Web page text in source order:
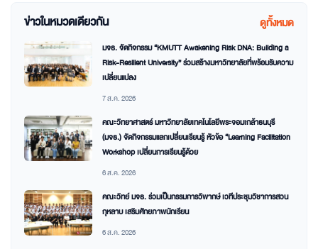
ข่าวในหมวดเดียวกัน ดูทั้งหมด
มจธ. จัดกิจกรรม “KMUTT Awakening Risk DNA: Building a
Risk-Resilient University” ร่วมสร้างมหาวิทยาลัยที่พร้อมรับความ
เปลี่ยนแปลง
7 ส.ค. 2026
คณะวิทยาศาสตร์ มหาวิทยาลัยเทคโนโลยีพระจอมเกล้าธนบุรี
(มจธ.) จัดกิจกรรมแลกเปลี่ยนเรียนรู้ หัวข้อ “Learning Facilitation
Workshop เปลี่ยนการเรียนรู้ด้วย
6 ส.ค. 2026
คณะวิทย์ มจธ. ร่วมเป็นกรรมการวิพากษ์ เวทีประชุมวิชาการสวน
กุหลาบ เสริมศักยภาพนักเรียน
6 ส.ค. 2026